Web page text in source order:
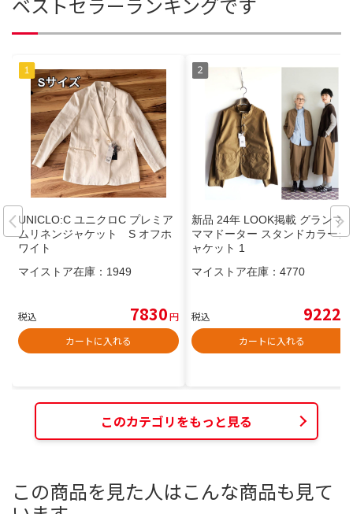
UNICLO:C ユニクロC プレミア
ムリネンジャケット S オフホ
ワイト
マイストア在庫： 1949
税込 7830円
カートに入れる
新品 24年 LOOK掲載 グランマ
ママドーター スタンドカラージ
ャケット 1
マイストア在庫： 4770
税込 9222
カートに入れる
このカテゴリをもっと見る
この商品を見た人はこんな商品も見て